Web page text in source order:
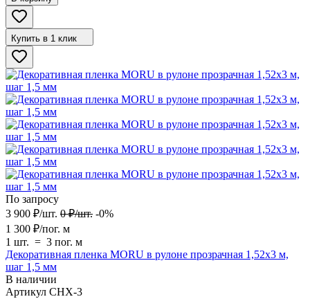
Купить в 1 клик
По запросу
3 900 ₽/шт. 0 ₽/шт. -0%
1 300 ₽/пог. м
1 шт. = 3 пог. м
Декоративная пленка MORU в рулоне прозрачная 1,52х3 м,
шаг 1,5 мм
В наличии
Артикул CHX-3